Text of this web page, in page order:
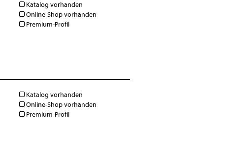
Katalog vorhanden
Online-Shop vorhanden
Premium-Profil
Katalog vorhanden
Online-Shop vorhanden
Premium-Profil